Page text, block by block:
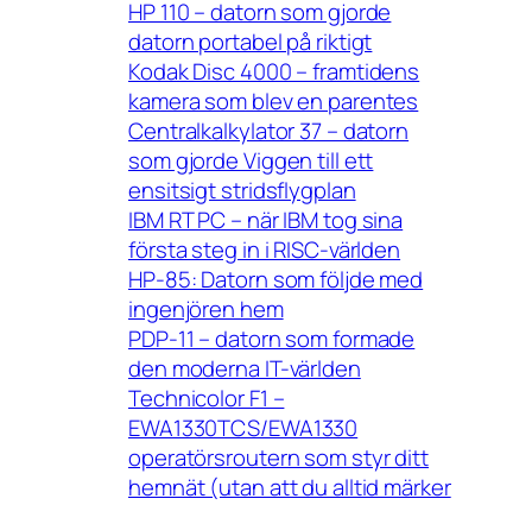
HP 110 – datorn som gjorde
datorn portabel på riktigt
Kodak Disc 4000 – framtidens
kamera som blev en parentes
Centralkalkylator 37 – datorn
som gjorde Viggen till ett
ensitsigt stridsflygplan
IBM RT PC – när IBM tog sina
första steg in i RISC-världen
HP-85: Datorn som följde med
ingenjören hem
PDP-11 – datorn som formade
den moderna IT-världen
Technicolor F1 –
EWA1330TCS/EWA1330
operatörsroutern som styr ditt
hemnät (utan att du alltid märker